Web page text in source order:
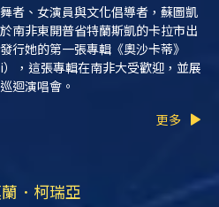
者、女演員與文化倡導者，蘇圖凱
南非東開普省特蘭斯凱的卡拉市出
行她的第一張專輯 《奧沙卡蒂》
，這張專輯在南非大受歡迎，並展
迴演唱會。
更多
．柯瑞亞